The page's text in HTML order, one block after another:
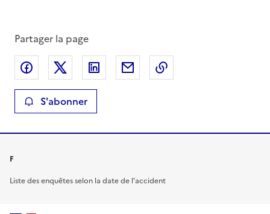
Partager la page
Partager sur Facebook
Partager sur XPartager sur LinkedIn
Partager par email
S'abonner
F
Liste des enquêtes selon la date de l’accident